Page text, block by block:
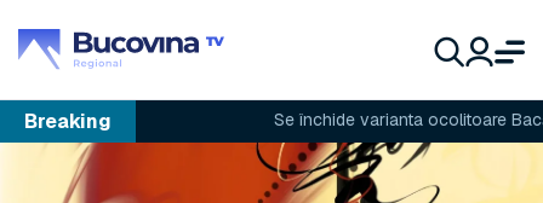
Breaking Se închide varianta ocolitoare Bacău